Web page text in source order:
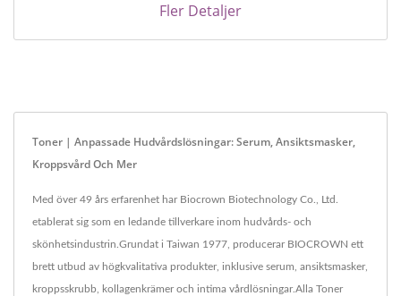
Fler Detaljer
Toner | Anpassade Hudvårdslösningar: Serum, Ansiktsmasker,
Kroppsvård Och Mer
Med över 49 års erfarenhet har Biocrown Biotechnology Co., Ltd.
etablerat sig som en ledande tillverkare inom hudvårds- och
skönhetsindustrin.Grundat i Taiwan 1977, producerar BIOCROWN ett
brett utbud av högkvalitativa produkter, inklusive serum, ansiktsmasker,
kroppsskrubb, kollagenkrämer och intima vårdlösningar.Alla Toner